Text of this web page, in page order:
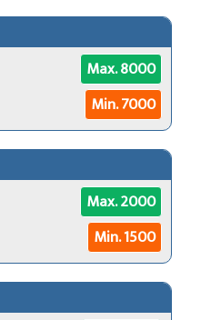
Max. 8000
Min. 7000
Max. 2000
Min. 1500